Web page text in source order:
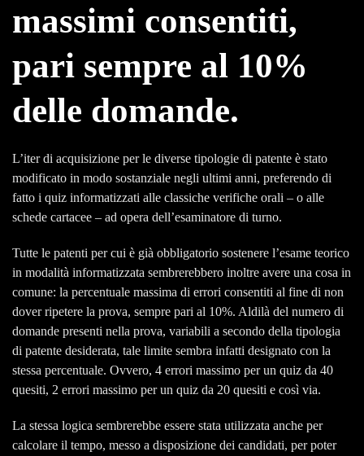
massimi consentiti,
pari sempre al 10%
delle domande.
L’iter di acquisizione per le diverse tipologie di patente è stato
modificato in modo sostanziale negli ultimi anni, preferendo di
fatto i quiz informatizzati alle classiche verifiche orali – o alle
schede cartacee – ad opera dell’esaminatore di turno.
Tutte le patenti per cui è già obbligatorio sostenere l’esame teorico
in modalità informatizzata sembrerebbero inoltre avere una cosa in
comune: la percentuale massima di errori consentiti al fine di non
dover ripetere la prova, sempre pari al 10%. Aldilà del numero di
domande presenti nella prova, variabili a secondo della tipologia
di patente desiderata, tale limite sembra infatti designato con la
stessa percentuale. Ovvero, 4 errori massimo per un quiz da 40
quesiti, 2 errori massimo per un quiz da 20 quesiti e così via.
La stessa logica sembrerebbe essere stata utilizzata anche per
calcolare il tempo, messo a disposizione dei candidati, per poter